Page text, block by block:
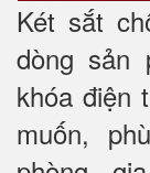
Két sắt
dòng sản
khóa điện
muốn,